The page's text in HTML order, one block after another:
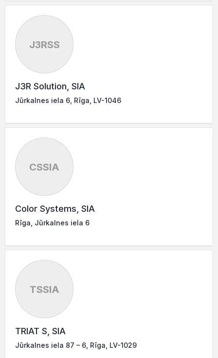
J3RSS
J3R Solution, SIA
Jūrkalnes iela 6, Rīga, LV-1046
CSSIA
Color Systems, SIA
Rīga, Jūrkalnes iela 6
TSSIA
TRIAT S, SIA
Jūrkalnes iela 87 – 6, Rīga, LV-1029